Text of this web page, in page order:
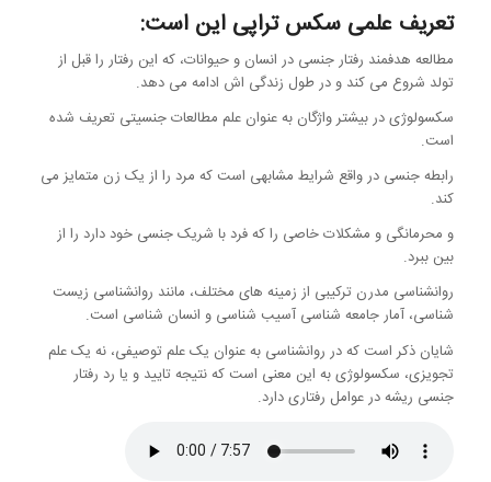
تعریف علمی سکس تراپی این است:
مطالعه هدفمند رفتار جنسی در انسان و حیوانات، که این رفتار را قبل از
تولد شروع می کند و در طول زندگی اش ادامه می دهد.
سکسولوژی در بیشتر واژگان به عنوان علم مطالعات جنسیتی تعریف شده
است.
رابطه جنسی در واقع شرایط مشابهی است که مرد را از یک زن متمایز می
کند.
و محرمانگی و مشکلات خاصی را که فرد با شریک جنسی خود دارد را از
بین ببرد.
روانشناسی مدرن ترکیبی از زمینه های مختلف، مانند روانشناسی زیست
شناسی، آمار جامعه شناسی آسیب شناسی و انسان شناسی است.
شایان ذکر است که در روانشناسی به عنوان یک علم توصیفی، نه یک علم
تجویزی، سکسولوژی به این معنی است که نتیجه تایید و یا رد رفتار
جنسی ریشه در عوامل رفتاری دارد.